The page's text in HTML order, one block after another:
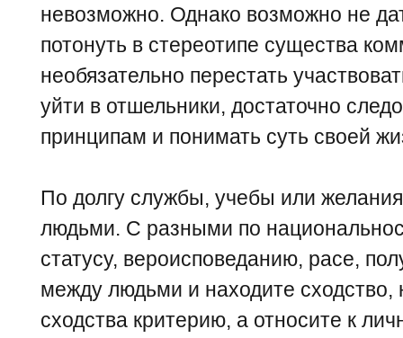
невозможно. Однако возможно не
потонуть в стереотипе существа
необязательно перестать
уйти в отшельники, достаточно
принципам и понимать суть своей
По долгу службы, учебы или
людьми. С разными по
статусу, вероисповеданию, расе,
между людьми и находите сходство,
сходства критерию, а относите к